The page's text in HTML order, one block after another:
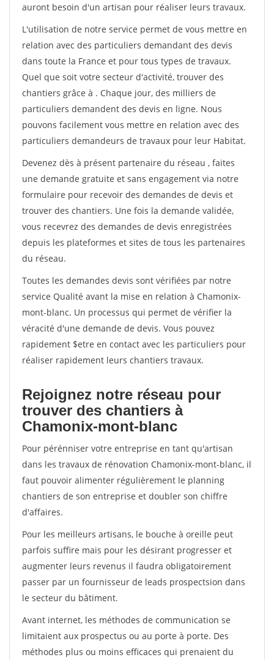
auront besoin d'un artisan pour réaliser leurs travaux.
L'utilisation de notre service permet de vous mettre en
relation avec des particuliers demandant des devis
dans toute la France et pour tous types de travaux.
Quel que soit votre secteur d'activité, trouver des
chantiers grâce à . Chaque jour, des milliers de
particuliers demandent des devis en ligne. Nous
pouvons facilement vous mettre en relation avec des
particuliers demandeurs de travaux pour leur Habitat.
Devenez dès à présent partenaire du réseau , faites
une demande gratuite et sans engagement via notre
formulaire pour recevoir des demandes de devis et
trouver des chantiers. Une fois la demande validée,
vous recevrez des demandes de devis enregistrées
depuis les plateformes et sites de tous les partenaires
du réseau.
Toutes les demandes devis sont vérifiées par notre
service Qualité avant la mise en relation à Chamonix-
mont-blanc. Un processus qui permet de vérifier la
véracité d'une demande de devis. Vous pouvez
rapidement $etre en contact avec les particuliers pour
réaliser rapidement leurs chantiers travaux.
Rejoignez notre réseau pour
trouver des chantiers à
Chamonix-mont-blanc
Pour pérénniser votre entreprise en tant qu'artisan
dans les travaux de rénovation Chamonix-mont-blanc, il
faut pouvoir alimenter régulièrement le planning
chantiers de son entreprise et doubler son chiffre
d'affaires.
Pour les meilleurs artisans, le bouche à oreille peut
parfois suffire mais pour les désirant progresser et
augmenter leurs revenus il faudra obligatoirement
passer par un fournisseur de leads prospectsion dans
le secteur du bâtiment.
Avant internet, les méthodes de communication se
limitaient aux prospectus ou au porte à porte. Des
méthodes plus ou moins efficaces qui prenaient du